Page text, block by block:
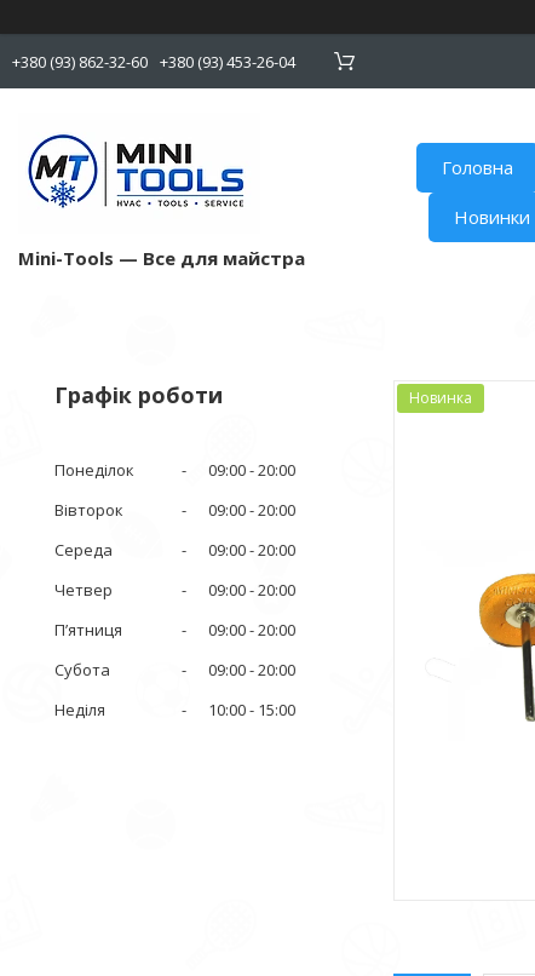
+380 (93) 862-32-60 +380 (93) 453-26-04
Mini-Tools — Все для майстра
Головна
Новинки
Графік роботи
Понеділок 09:00 20:00
Вівторок
09:00 20:00
Середа
09:00 20:00
Четвер
09:00 20:00
Пʼятниця
09:00 20:00
Субота
09:00 20:00
Неділя
10:00 15:00
Новинка